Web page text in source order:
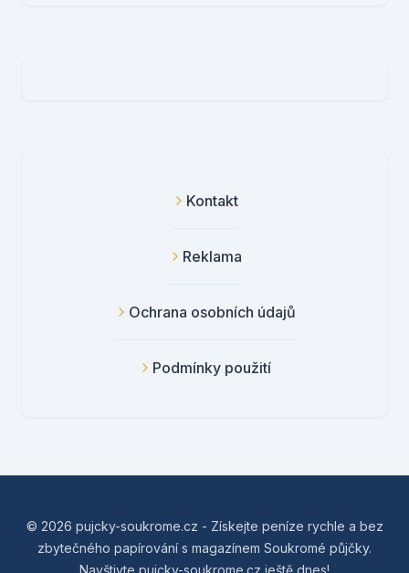
Kontakt
Reklama
Ochrana osobních údajů
Podmínky použití
© 2026 pujcky-soukrome.cz - Získejte peníze rychle a bez
zbytečného papírování s magazínem Soukromé půjčky.
Navštivte pujcky-soukrome.cz ještě dnes!